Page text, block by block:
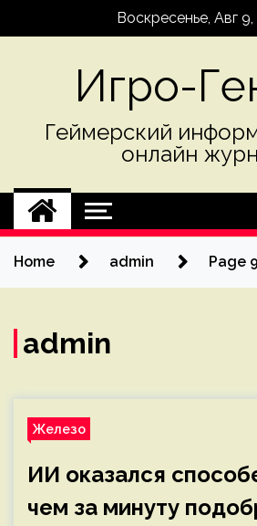
Воскресенье, Авг
Игро-
Геймерский
онлайн
Home admin Page 9
admin
Железо
ИИ оказался
чем за минуту